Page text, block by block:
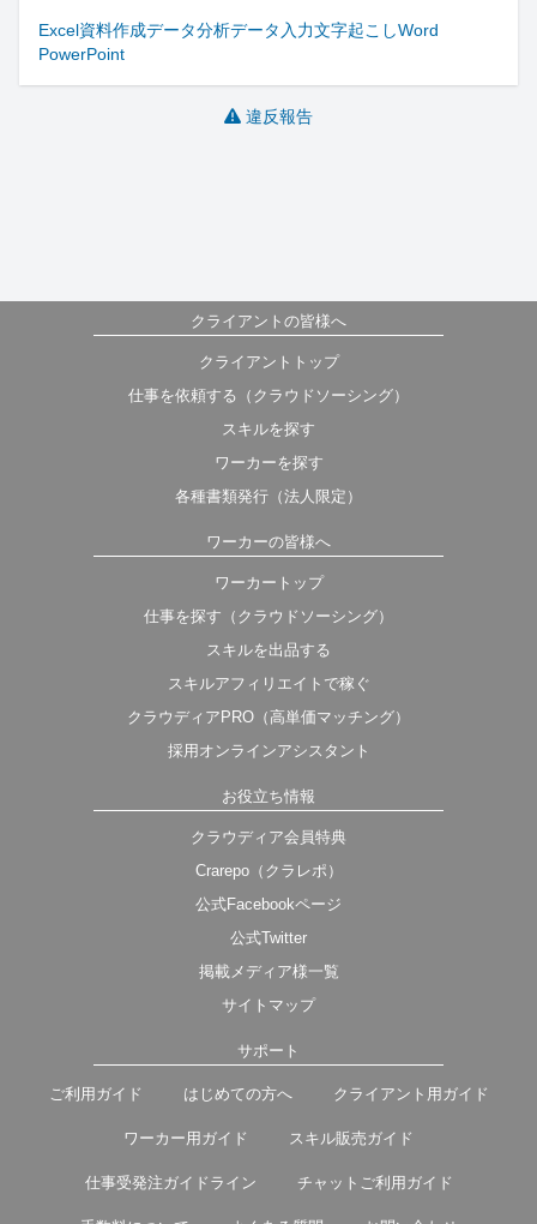
Excel資料作成データ分析データ入力文字起こしWord
PowerPoint
違反報告
クライアントの皆様へ
クライアントトップ
仕事を依頼する（クラウドソーシング）
スキルを探す
ワーカーを探す
各種書類発行（法人限定）
ワーカーの皆様へ
ワーカートップ
仕事を探す（クラウドソーシング）
スキルを出品する
スキルアフィリエイトで稼ぐ
クラウディアPRO（高単価マッチング）
採用オンラインアシスタント
お役立ち情報
クラウディア会員特典
Crarepo（クラレポ）
公式Facebookページ
公式Twitter
掲載メディア様一覧
サイトマップ
サポート
ご利用ガイド はじめての方へ クライアント用ガイド
ワーカー用ガイド スキル販売ガイド
仕事受発注ガイドライン チャットご利用ガイド